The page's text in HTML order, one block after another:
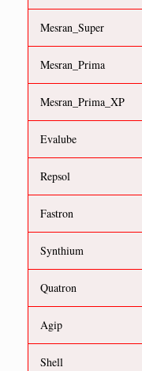
Mesran_Super
Mesran_Prima
Mesran_Prima_XP
Evalube
Repsol
Fastron
Synthium
Quatron
Agip
Shell